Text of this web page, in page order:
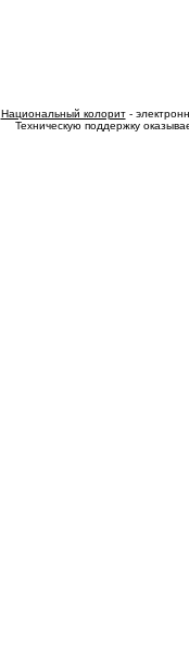
Национальный колорит-
Техническую поддержку